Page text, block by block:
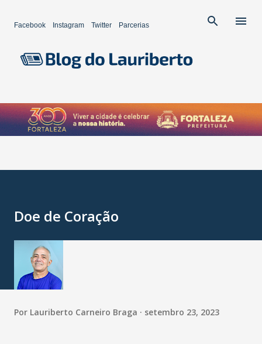
Facebook Instagram Twitter Parcerias
Doe de Coração
Por Lauriberto Carneiro Braga setembro 23, 2023